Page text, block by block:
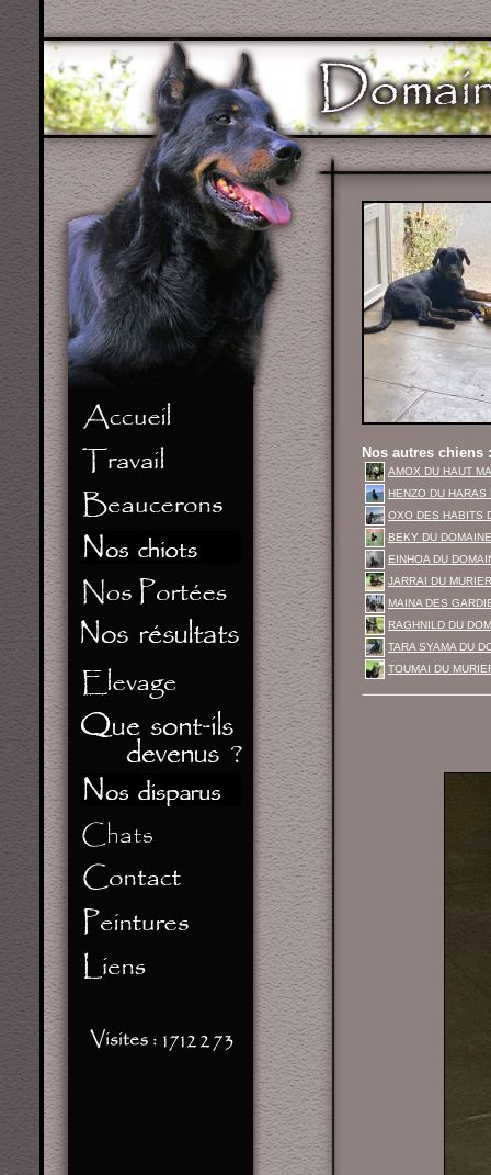
Nos autres chiens :
AMOX DU HAUT
HENZO DU HARAS
OXO DES HABITS
BEKY DU
EINHOA DU
JARRAI DU
MAINA DES
RAGHNILD DU
TARA SYAMA DU
TOUMAI DU